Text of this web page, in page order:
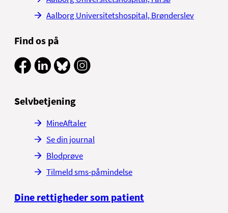
Aalborg Universitetshospital, Brønderslev
Find os på
Selvbetjening
MineAftaler
Se din journal
Blodprøve
Tilmeld sms-påmindelse
Dine rettigheder som patient